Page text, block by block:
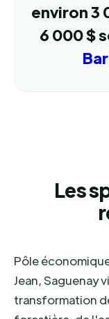
environ 3
6 000 $
Les
Pôle
Jean, Saguenay
transformation